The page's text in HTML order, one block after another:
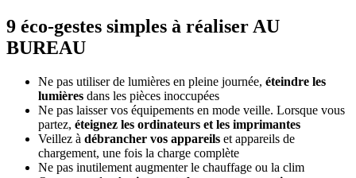
9 éco-gestes simples à réaliser AU
BUREAU
Ne pas utiliser de lumières en pleine journée, éteindre les
lumières dans les pièces inoccupées
Ne pas laisser vos équipements en mode veille. Lorsque vous
partez, éteignez les ordinateurs et les imprimantes
Veillez à débrancher vos appareils et appareils de
chargement, une fois la charge complète
Ne pas inutilement augmenter le chauffage ou la clim